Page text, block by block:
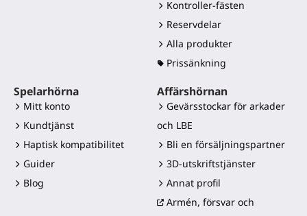
Kontroller-fästen
Reservdelar
Alla produkter
Prissänkning
Spelarhörna
Mitt konto
Kundtjänst
Haptisk kompatibilitet
Guider
Blog
Affärshörnan
Gevärsstockar för arkader
och LBE
Bli en försäljningspartner
3D-utskriftstjänster
Annat profil
Armén, försvar och